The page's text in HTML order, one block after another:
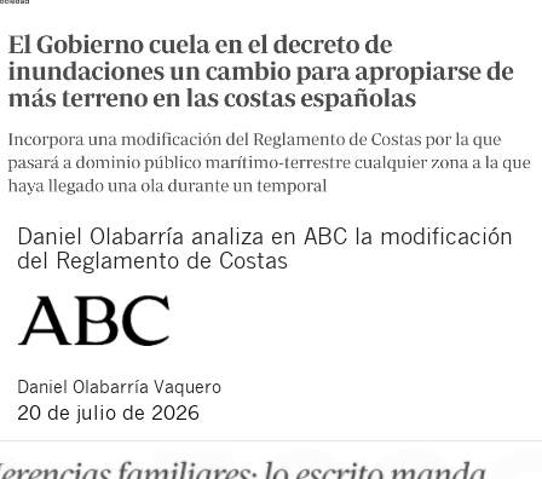
Daniel Olabarría analiza en ABC la modificación
del Reglamento de Costas
Daniel Olabarría Vaquero
20 de julio de 2026